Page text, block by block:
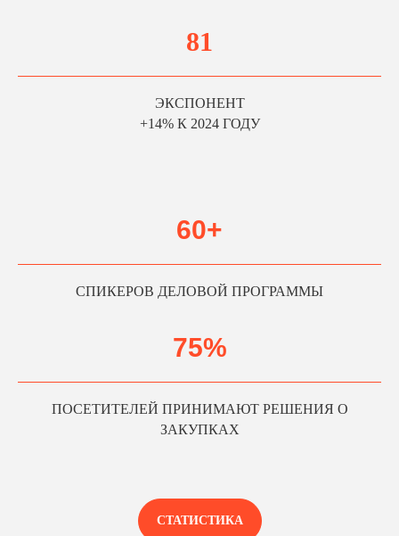
81
ЭКСПОНЕНТ
+14% К 2024 ГОДУ
60+
СПИКЕРОВ ДЕЛОВОЙ ПРОГРАММЫ
75%
ПОСЕТИТЕЛЕЙ ПРИНИМАЮТ РЕШЕНИЯ О
ЗАКУПКАХ
СТАТИСТИКА
4 ГЛАВНЫЕ ПРИЧИНЫ
ДЛЯ ВАШЕГО УЧАСТИЯ
За время выставки вы соберете от 200
до 1000+ прямых контактов
профильных специалистов — итоговое
2
Стоимость участия на 32% выгоднее
быстрый возврат инвестиций.
СТОИМОСТЬ